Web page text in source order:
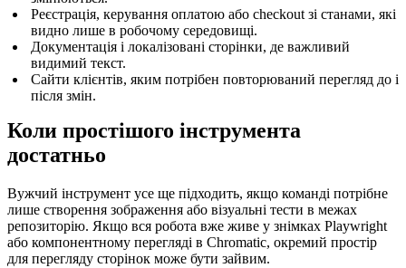
Реєстрація, керування оплатою або checkout зі станами, які
видно лише в робочому середовищі.
Документація і локалізовані сторінки, де важливий
видимий текст.
Сайти клієнтів, яким потрібен повторюваний перегляд до і
після змін.
Коли простішого інструмента
достатньо
Вужчий інструмент усе ще підходить, якщо команді потрібне
лише створення зображення або візуальні тести в межах
репозиторію. Якщо вся робота вже живе у знімках Playwright
або компонентному перегляді в Chromatic, окремий простір
для перегляду сторінок може бути зайвим.